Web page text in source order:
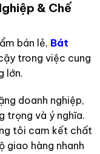
& Chế
bán lẻ, Bát
trong việc cung
lớn.
doanh nghiệp,
trọng và ý nghĩa.
tôi cam kết chất
giao hàng nhanh